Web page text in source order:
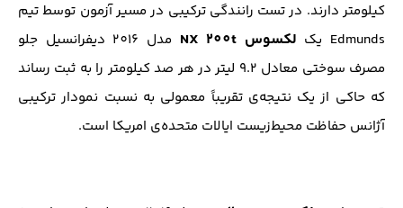
کیلومتر دارند. در تست رانندگی ترکیبی در مسیر آزمون توسط تیم
Edmunds یک
لکسوس NX 200t
مدل 201۶ دیفرانسیل جلو
مصرف سوختی معادل ۹.۲ لیتر در هر صد کیلومتر را به ثبت رساند
که حاکی از یک نتیجه‌ی تقریباً معمولی به نسبت نمودار ترکیبی
آژانس حفاظت محیط‌زیست ایالات متحده‌ی امریکا است.